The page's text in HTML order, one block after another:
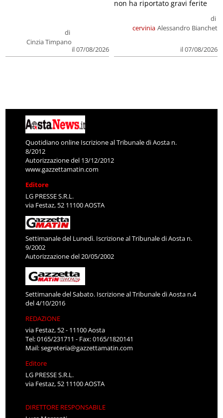
di
Cinzia Timpano
il 07/08/2026
cervinia
di
Alessandro Bianchet
il 07/08/2026
non ha riportato gravi ferite
Quotidiano online Iscrizione al Tribunale di Aosta n.
8/2012
Autorizzazione del 13/12/2012
www.gazzettamatin.com
Editore
LG PRESSE S.R.L.
via Festaz, 52 11100 AOSTA
Settimanale del Lunedì. Iscrizione al Tribunale di Aosta n.
9/2002
Autorizzazione del 20/05/2002
Settimanale del Sabato. Iscrizione al Tribunale di Aosta n.4
del 4/10/2016
REDAZIONE
via Festaz, 52 - 11100 Aosta
Tel: 0165/231711 - Fax: 0165/1820141
Mail:segreteria@gazzettamatin.com
Editore
LG PRESSE S.R.L.
via Festaz, 52 11100 AOSTA
DIRETTORE RESPONSABILE